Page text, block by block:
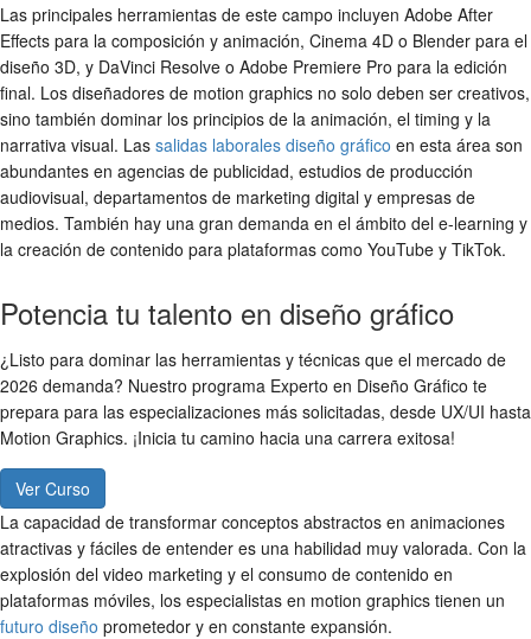
Las principales herramientas de este campo incluyen Adobe After
Effects para la composición y animación, Cinema 4D o Blender para el
diseño 3D, y DaVinci Resolve o Adobe Premiere Pro para la edición
final. Los diseñadores de motion graphics no solo deben ser creativos,
sino también dominar los principios de la animación, el timing y la
narrativa visual. Las salidas laborales diseño gráfico en esta área son
abundantes en agencias de publicidad, estudios de producción
audiovisual, departamentos de marketing digital y empresas de
medios. También hay una gran demanda en el ámbito del e-learning y
la creación de contenido para plataformas como YouTube y TikTok.
Potencia tu talento en diseño gráfico
¿Listo para dominar las herramientas y técnicas que el mercado de
2026 demanda? Nuestro programa Experto en Diseño Gráfico te
prepara para las especializaciones más solicitadas, desde UX/UI hasta
Motion Graphics. ¡Inicia tu camino hacia una carrera exitosa!
Ver Curso
La capacidad de transformar conceptos abstractos en animaciones
atractivas y fáciles de entender es una habilidad muy valorada. Con la
explosión del video marketing y el consumo de contenido en
plataformas móviles, los especialistas en motion graphics tienen un
futuro diseño prometedor y en constante expansión.